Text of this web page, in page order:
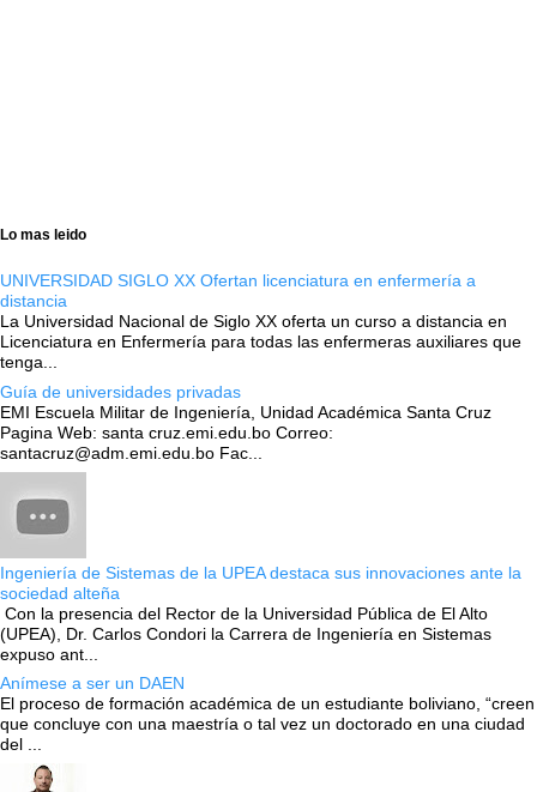
Lo mas leido
UNIVERSIDAD SIGLO XX Ofertan licenciatura en enfermería a
distancia
La Universidad Nacional de Siglo XX oferta un curso a distancia en
Licenciatura en Enfermería para todas las enfermeras auxiliares que
tenga...
Guía de universidades privadas
EMI Escuela Militar de Ingeniería, Unidad Académica Santa Cruz
Pagina Web: santa cruz.emi.edu.bo Correo:
santacruz@adm.emi.edu.bo Fac...
Ingeniería de Sistemas de la UPEA destaca sus innovaciones ante la
sociedad alteña
Con la presencia del Rector de la Universidad Pública de El Alto
(UPEA), Dr. Carlos Condori la Carrera de Ingeniería en Sistemas
expuso ant...
Anímese a ser un DAEN
El proceso de formación académica de un estudiante boliviano, “creen
que concluye con una maestría o tal vez un doctorado en una ciudad
del ...